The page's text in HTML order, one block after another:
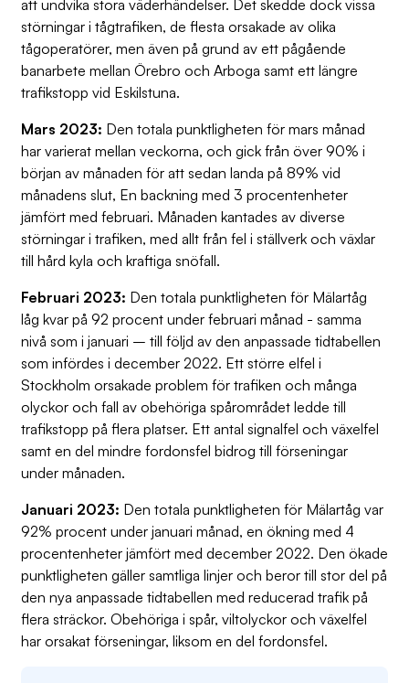
att undvika stora väderhändelser. Det skedde dock vissa
störningar i tågtrafiken, de flesta orsakade av olika
tågoperatörer, men även på grund av ett pågående
banarbete mellan Örebro och Arboga samt ett längre
trafikstopp vid Eskilstuna.
Mars 2023: Den totala punktligheten för mars månad
har varierat mellan veckorna, och gick från över 90% i
början av månaden för att sedan landa på 89% vid
månadens slut, En backning med 3 procentenheter
jämfört med februari. Månaden kantades av diverse
störningar i trafiken, med allt från fel i ställverk och växlar
till hård kyla och kraftiga snöfall.
Februari 2023: Den totala punktligheten för Mälartåg
låg kvar på 92 procent under februari månad - samma
nivå som i januari – till följd av den anpassade tidtabellen
som infördes i december 2022. Ett större elfel i
Stockholm orsakade problem för trafiken och många
olyckor och fall av obehöriga spårområdet ledde till
trafikstopp på flera platser. Ett antal signalfel och växelfel
samt en del mindre fordonsfel bidrog till förseningar
under månaden.
Januari 2023: Den totala punktligheten för Mälartåg var
92% procent under januari månad, en ökning med 4
procentenheter jämfört med december 2022. Den ökade
punktligheten gäller samtliga linjer och beror till stor del på
den nya anpassade tidtabellen med reducerad trafik på
flera sträckor. Obehöriga i spår, viltolyckor och växelfel
har orsakat förseningar, liksom en del fordonsfel.